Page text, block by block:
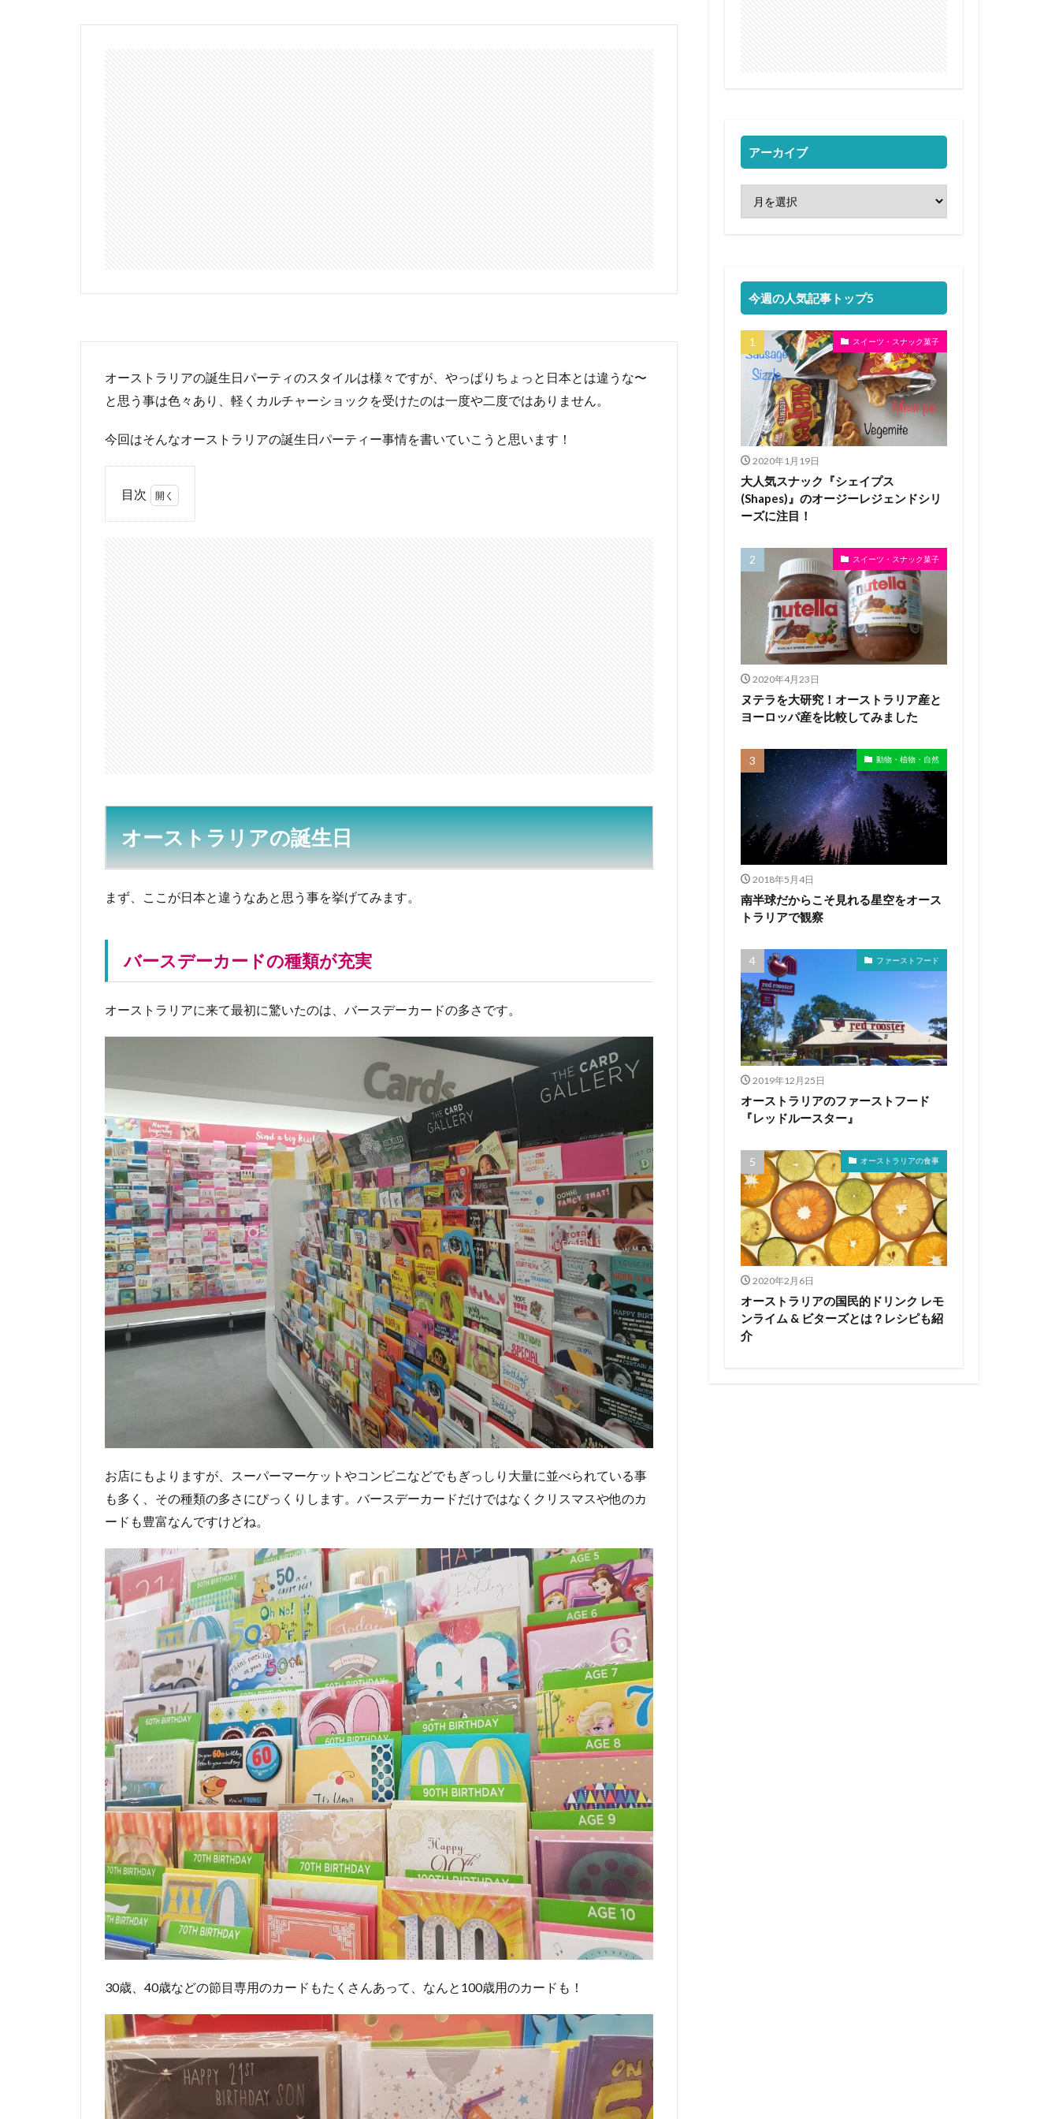
オーストラリアの誕生日パーティのスタイルは様々ですが、やっぱりちょっと日本とは違うな〜
と思う事は色々あり、軽くカルチャーショックを受けたのは一度や二度ではありません。
今回はそんなオーストラリアの誕生日パーティー事情を書いていこうと思います！
目次
の種
類が
充実
1.2
21歳
は特
日
1.3
主役
がパ
ーテ
して
支払
い？
2
シ
ョ
ッ
ク
を
受
け
た
初
め
会
2.1
え
っ？
そん
で良
いん
だ⁉︎
3
ティ
ーを
する
場所
は？
3.1
レス
トラ
ンで
誕生
日
3.2
ホー
ムパ
ーテ
ィ
4
の誕
もす
ご
い！
5
オ
オーストラリアの誕生日
まず、ここが日本と違うなあと思う事を挙げてみます。
バースデーカードの種類が充実
オーストラリアに来て最初に驚いたのは、バースデーカードの多さです。
お店にもよりますが、スーパーマーケットやコンビニなどでもぎっしり大量に並べられている事
も多く、その種類の多さにびっくりします。バースデーカードだけではなくクリスマスや他のカ
ードも豊富なんですけどね。
30歳、40歳などの節目専用のカードもたくさんあって、なんと100歳用のカードも！
アーカイブ
今週の人気記事トップ5
スイーツ・スナック菓子
2020年1月19日
大人気スナック『シェイプス
(Shapes)』のオージーレジェンドシリ
ーズに注目！
スイーツ・スナック菓子
2020年4月23日
ヌテラを大研究！オーストラリア産と
ヨーロッパ産を比較してみました
動物・植物・自然
2018年5月4日
南半球だからこそ見れる星空をオース
トラリアで観察
ファーストフード
2019年12月25日
オーストラリアのファーストフード
『レッドルースター』
オーストラリアの食事
2020年2月6日
オーストラリアの国民的ドリンク レモ
ンライム & ビターズとは？レシピも紹
介